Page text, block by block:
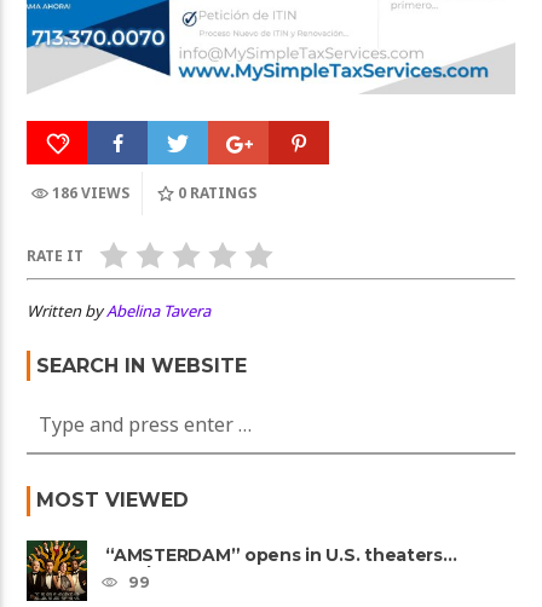
186 VIEWS 0 RATINGS
RATE IT
Written byAbelina Tavera
SEARCH IN WEBSITE
MOST VIEWED
“AMSTERDAM” opens in U.S. theaters
October 7, 2022
99